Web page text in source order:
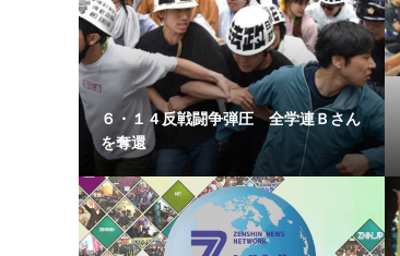
６・１４反戦闘争弾圧 全学連Ｂさん
を奪還